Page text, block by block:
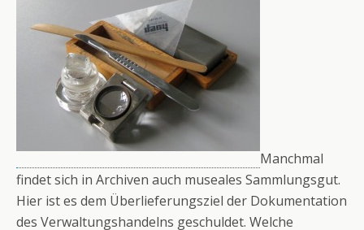
Manchmal
findet sich in Archiven auch museales Sammlungsgut.
Hier ist es dem Überlieferungsziel der Dokumentation
des Verwaltungshandelns geschuldet. Welche